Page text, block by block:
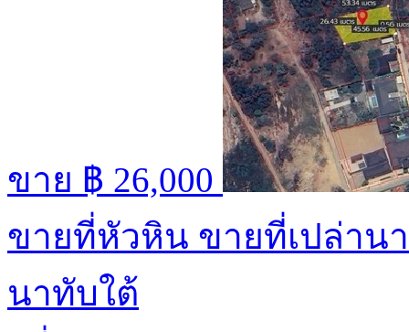
ขาย ฿ 26,000
ขายที่หัวหิน ขายที่เปล่าน
นาทับใต้